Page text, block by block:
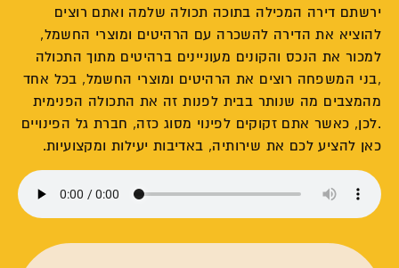
ירשתם דירה המכילה בתוכה תכולה שלמה ואתם רוצים
להוציא את הדירה להשכרה עם הרהיטים ומוצרי החשמל,
למכור את הנכס והקונים מעוניינים ברהיטים מתוך התכולה
,בני המשפחה רוצים את הרהיטים ומוצרי החשמל, בכל אחד
מהמצבים מה שנותר בבית לפנות זה את התכולה הפנימית
.לכן, כאשר אתם זקוקים לפינוי מסוג כזה, חברת גל הפינויים
כאן להציע לכם את שירותיה, באדיבות יעילות ומקצועיות.